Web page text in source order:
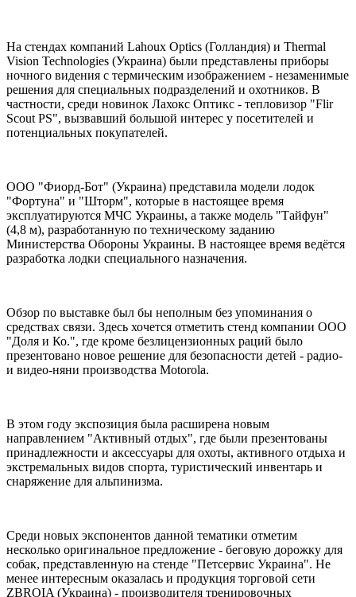
На стендах компаний Lahoux Optics (Голландия) и Thermal
Vision Technologies (Украина) были представлены приборы
ночного видения с термическим изображением - незаменимые
решения для специальных подразделений и охотников. В
частности, среди новинок Лахокс Оптикс - тепловизор "Flir
Scout PS", вызвавший большой интерес у посетителей и
потенциальных покупателей.
ООО "Фиорд-Бот" (Украина) представила модели лодок
"Фортуна" и "Шторм", которые в настоящее время
эксплуатируются МЧС Украины, а также модель "Тайфун"
(4,8 м), разработанную по техническому заданию
Министерства Обороны Украины. В настоящее время ведётся
разработка лодки специального назначения.
Обзор по выставке был бы неполным без упоминания о
средствах связи. Здесь хочется отметить стенд компании ООО
"Доля и Ко.", где кроме безлицензионных раций было
презентовано новое решение для безопасности детей - радио-
и видео-няни производства Motorola.
В этом году экспозиция была расширена новым
направлением "Активный отдых", где были презентованы
принадлежности и аксессуары для охоты, активного отдыха и
экстремальных видов спорта, туристический инвентарь и
снаряжение для альпинизма.
Среди новых экспонентов данной тематики отметим
несколько оригинальное предложение - беговую дорожку для
собак, представленную на стенде "Петсервис Украина". Не
менее интересным оказалась и продукция торговой сети
ZBROIA (Украина) - производителя тренировочных